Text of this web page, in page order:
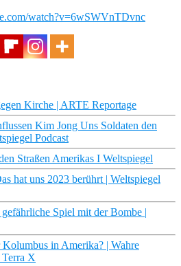
watch?v=6wSWVnTDvnc
Kirche | ARTE Reportage
Kim Jong Uns Soldaten den
Podcast
Straßen Amerikas I Weltspiegel
hat uns 2023 berührt | Weltspiegel
Spiel mit der Bombe |
in Amerika? | Wahre
X